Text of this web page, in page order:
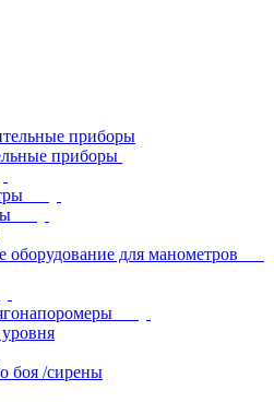
приборы
оборудование для манометров
боя /сирены